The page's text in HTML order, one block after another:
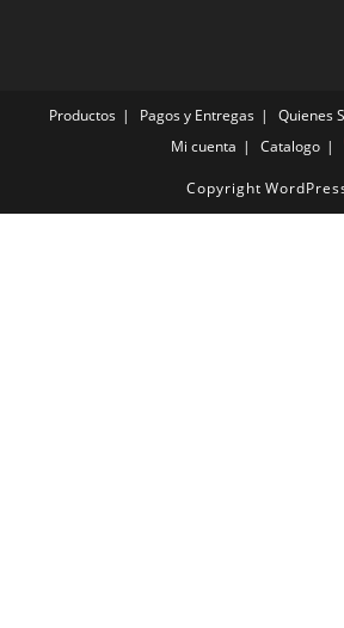
Productos Pagos y Entregas Quienes
Mi cuenta
Catalogo
Copyright